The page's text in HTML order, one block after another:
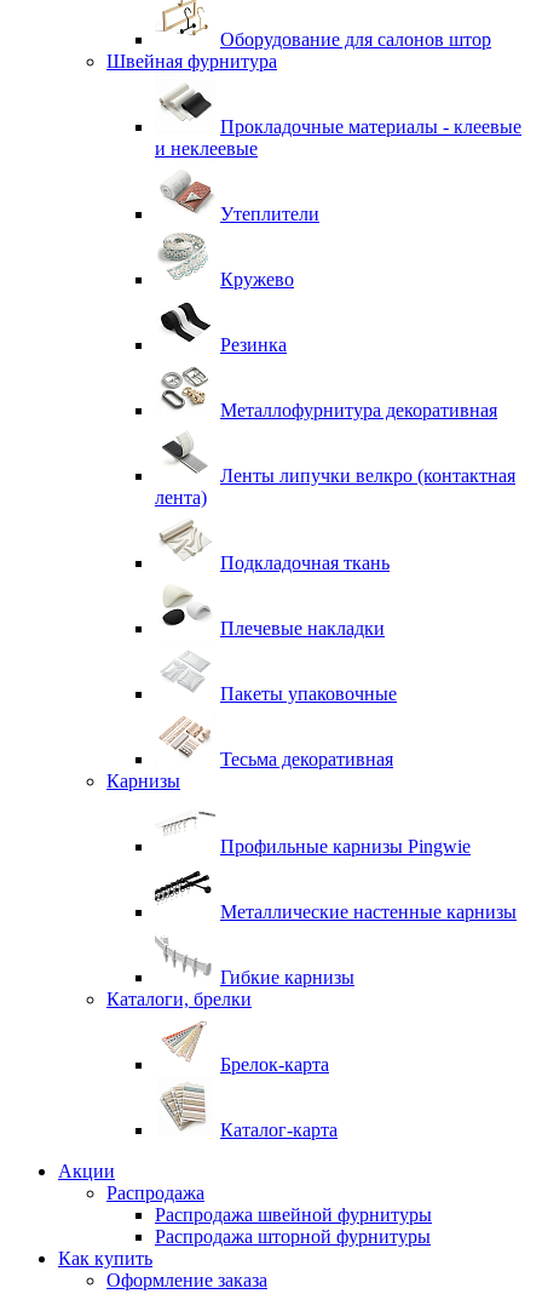
Оборудование для салонов штор
Швейная фурнитура
Прокладочные материалы - клеевые
и неклеевые
Утеплители
Кружево
Резинка
Металлофурнитура декоративная
Ленты липучки велкро (контактная
лента)
Подкладочная ткань
Плечевые накладки
Пакеты упаковочные
Тесьма декоративная
Карнизы
Профильные карнизы Pingwie
Металлические настенные карнизы
Гибкие карнизы
Каталоги, брелки
Брелок-карта
Каталог-карта
Акции
Распродажа
Распродажа швейной фурнитуры
Распродажа шторной фурнитуры
Как купить
Оформление заказа